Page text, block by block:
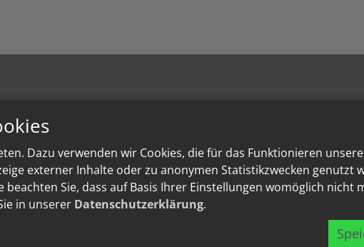
Dazu verwenden wir Cookies, die für das Funktionieren
externer Inhalte oder zu anonymen Statistikzwecken genutzt
Sie, dass auf Basis Ihrer Einstellungen womöglich
in unserer Datenschutzerklärung.